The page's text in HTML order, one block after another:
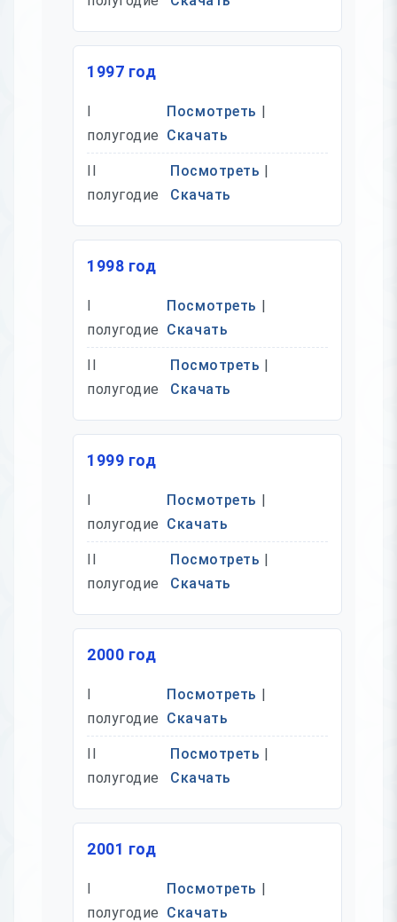
1997 год
I
полугодие
Посмотреть |
Скачать
II
полугодие
Посмотреть |
Скачать
1998 год
I
полугодие
Посмотреть |
Скачать
II
полугодие
Посмотреть |
Скачать
1999 год
I
полугодие
Посмотреть |
Скачать
II
полугодие
Посмотреть |
Скачать
2000 год
I
полугодие
Посмотреть |
Скачать
II
полугодие
Посмотреть |
Скачать
2001 год
I
полугодие
Посмотреть |
Скачать